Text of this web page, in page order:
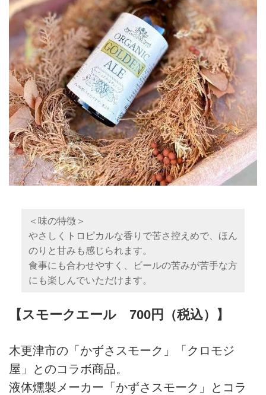
＜味の特徴＞
やさしくトロピカルな香りで苦さ控えめで、ほん
のりと甘みも感じられます。
食事にも合わせやすく、ビールの苦みが苦手な方
にも楽しんでいただけます。
【スモークエール 700円（税込）】
木更津市の「かずさスモーク」「クロモジ
屋」とのコラボ商品。
液体燻製メーカー「かずさスモーク」とコラ